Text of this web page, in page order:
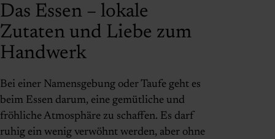
Das Essen – lokale
Zutaten und Liebe zum
Handwerk
Bei einer Namensgebung oder Taufe geht es
beim Essen darum, eine gemütliche und
fröhliche Atmosphäre zu schaffen. Es darf
ruhig ein wenig verwöhnt werden, aber ohne